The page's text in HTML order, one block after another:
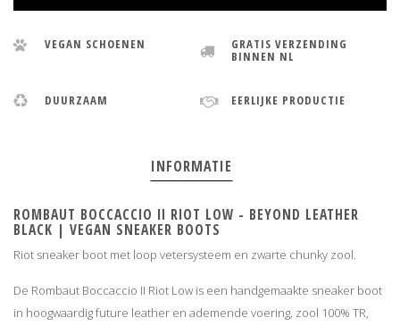
VEGAN SCHOENEN GRATIS VERZENDING
BINNEN NL
DUURZAAM EERLIJKE PRODUCTIE
INFORMATIE
ROMBAUT BOCCACCIO II RIOT LOW - BEYOND LEATHER
BLACK | VEGAN SNEAKER BOOTS
Riot sneaker boot met loop vetersysteem en zwarte chunky zool.
De Rombaut Boccaccio II Riot Low is een handgemaakte sneaker boot
in hoogwaardig future leather en ademende voering, zool 100% TR,